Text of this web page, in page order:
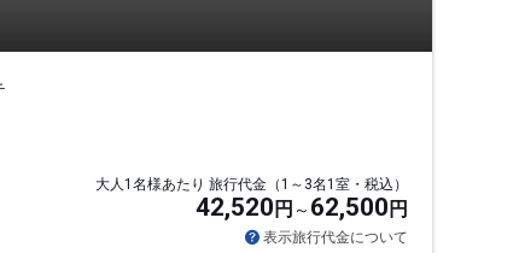
大人1名様あたり 旅行代金（1～3名1室・税込）
42,520 円 62,500 円
表示旅行代金について